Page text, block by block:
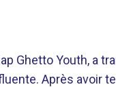
Ghetto Youth, a
Après avoir